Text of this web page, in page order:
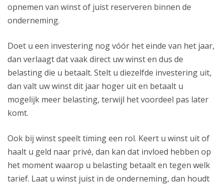
opnemen van winst of juist reserveren binnen de
onderneming.
Doet u een investering nog vóór het einde van het jaar,
dan verlaagt dat vaak direct uw winst en dus de
belasting die u betaalt. Stelt u diezelfde investering uit,
dan valt uw winst dit jaar hoger uit en betaalt u
mogelijk meer belasting, terwijl het voordeel pas later
komt.
Ook bij winst speelt timing een rol. Keert u winst uit of
haalt u geld naar privé, dan kan dat invloed hebben op
het moment waarop u belasting betaalt en tegen welk
tarief. Laat u winst juist in de onderneming, dan houdt